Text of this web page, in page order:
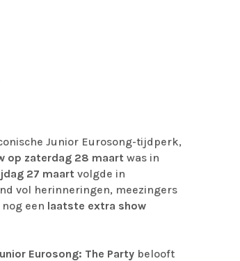
Junior Eurosong-tijdperk,
op zaterdag 28 maart was in
27 maart volgde in
vol herinneringen, meezingers
een laatste extra show
Eurosong: The Partybelooft